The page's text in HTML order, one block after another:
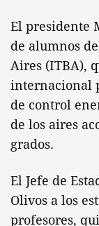
El presidente
de alumnos
Aires (ITBA),
internacional
de control
de los aires
grados.
El Jefe de
Olivos a los
profesores,